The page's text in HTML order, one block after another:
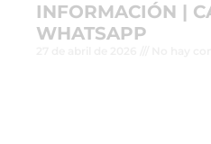
INFORMACIÓN |
WHATSAPP